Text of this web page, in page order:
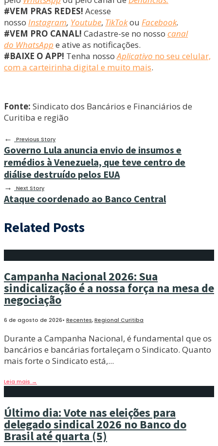
#VEM PRAS REDES! Acesse
nosso Instagram, Youtube, TikTokou Facebook.
#VEM PRO CANAL! Cadastre-se no nosso canal
do WhatsApp e ative as notificações.
#BAIXE O APP! Tenha nossoAplicativo no seu celular,
com a carteirinha digital e muito mais.
Fonte: Sindicato dos Bancários e Financiários de
Curitiba e região
←
Previous Story
Governo Lula anuncia envio de insumos e
remédios à Venezuela, que teve centro de
diálise destruído pelos EUA
→ Next Story
Ataque coordenado ao Banco Central
Related Posts
Campanha Nacional 2026: Sua
sindicalização é a nossa força na mesa de
negociação
6 de agosto de 2026• Recentes,Regional Curitiba
Durante a Campanha Nacional, é fundamental que os
bancários e bancárias fortaleçam o Sindicato. Quanto
mais forte o Sindicato está,...
Leia mais →
Último dia: Vote nas eleições para
delegado sindical 2026 no Banco do
Brasil até quarta (5)